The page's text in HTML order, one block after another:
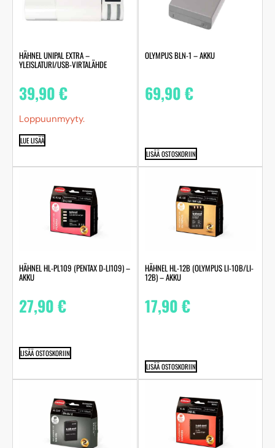
HÄHNEL UNIPAL EXTRA –
YLEISLATURI/USB-VIRTALÄHDE
39,90€
Loppuunmyyty.
LUE LISÄÄ
OLYMPUS BLN-1 – AKKU
69,90€
LISÄÄ OSTOSKORIIN
HÄHNEL HL-PL109 (PENTAX D-LI109) –
AKKU
27,90€
LISÄÄ OSTOSKORIIN
HÄHNEL HL-12B (OLYMPUS LI-10B/LI-
12B) – AKKU
17,90€
LISÄÄ OSTOSKORIIN